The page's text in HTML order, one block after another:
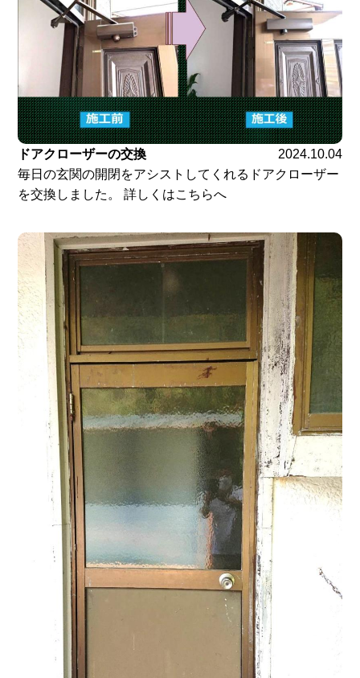
ドアクローザーの交換
2024.10.04
毎日の玄関の開閉をアシストしてくれるドアクローザー
を交換しました。 詳しくはこちらへ